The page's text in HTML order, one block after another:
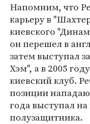
Напомним, что
карьеру в
киевского
он перешел в
затем выступал
Хэм", а в 2005
киевский клуб.
позиции
года выступал
полузащитника.